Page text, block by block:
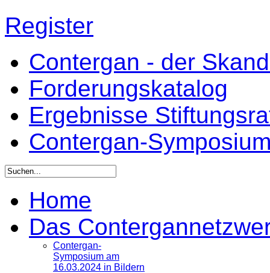
Register
Contergan - der
Forderungskatalog
Ergebnisse
Contergan-
Home
Das
Contergan-
Symposium am
16.03.2024 in Bildern